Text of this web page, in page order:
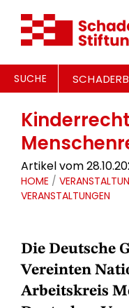
SUCHE
Artikel vom
HOME /
VERANSTALTUNGEN
Die Deutsche
Vereinten
Arbeitskreis